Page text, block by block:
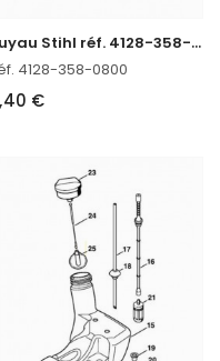
T
uyau Stihl réf. 4128-358-0800
4128-358-0800
€